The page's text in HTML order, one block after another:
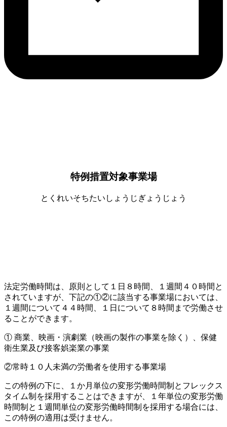
特例措置対象事業場
とくれいそちたいしょうじぎょうじょう
法定労働時間は、原則として１日８時間、１週間４０時間と
されていますが、下記の①②に該当する事業場においては、
１週間について４４時間、１日について８時間まで労働させ
ることができます。
① 商業、映画・演劇業（映画の製作の事業を除く）、保健
衛生業及び接客娯楽業の事業
②常時１０人未満の労働者を使用する事業場
この特例の下に、１か月単位の変形労働時間制とフレックス
タイム制を採用することはできますが、１年単位の変形労働
時間制と１週間単位の変形労働時間制を採用する場合には、
この特例の適用は受けません。